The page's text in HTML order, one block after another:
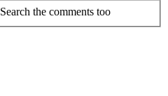
Search the comments too